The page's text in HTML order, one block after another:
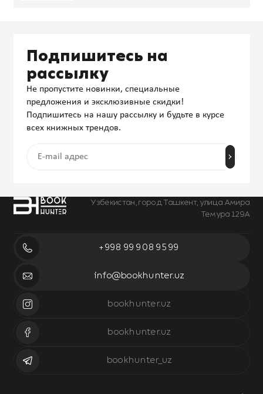
Узбекистан, город Ташкент, улица Амира
Темура 129А
+998 99 908 95 99
info@bookhunter.uz
bookhunter.uz
bookhunter.uz
bookhunter_uz
Подпишитесь на
рассылку
Не пропустите новинки, специальные
предложения и эксклюзивные скидки!
Подпишитесь на нашу рассылку и будьте в курсе
всех книжных трендов.